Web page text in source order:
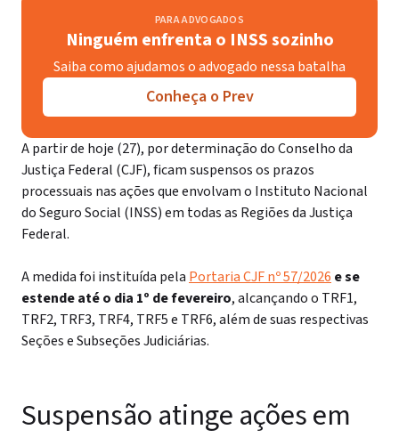
PARA ADVOGADOS
Ninguém enfrenta o INSS sozinho
Saiba como ajudamos o advogado nessa batalha
Conheça o Prev
A partir de hoje (27), por determinação do Conselho da
Justiça Federal (CJF), ficam suspensos os prazos
processuais nas ações que envolvam o Instituto Nacional
do Seguro Social (INSS) em todas as Regiões da Justiça
Federal.
A medida foi instituída pela Portaria CJF nº 57/2026 e se
estende até o dia 1º de fevereiro, alcançando o TRF1,
TRF2, TRF3, TRF4, TRF5 e TRF6, além de suas respectivas
Seções e Subseções Judiciárias.
Suspensão atinge ações em